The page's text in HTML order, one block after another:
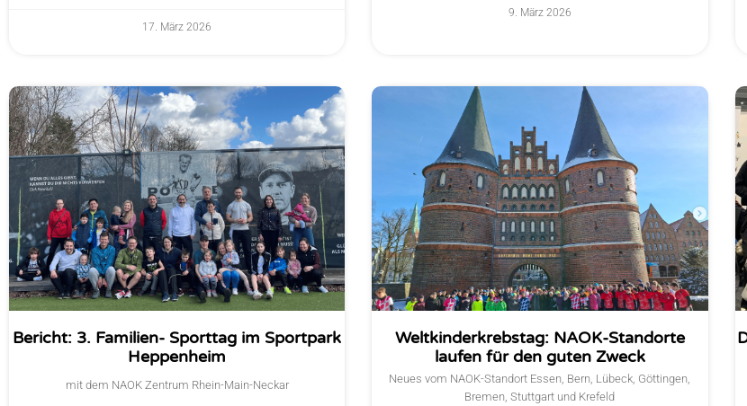
17. März 2026
9. März 2026
Bericht: 3. Familien- Sporttag im Sportpark
Heppenheim
mit dem NAOK Zentrum Rhein-Main-Neckar
Weltkinderkrebstag: NAOK-Standorte
laufen für den guten Zweck
Neues vom NAOK-Standort Essen, Bern, Lübeck, Göttingen,
Bremen, Stuttgart und Krefeld